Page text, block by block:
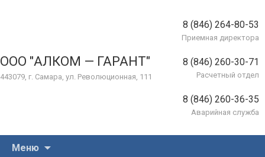
ООО "АЛКОМ — ГАРАНТ"
443079, г. Самара, ул. Революционная, 111
8 (846) 264-80-53
Приемная директора
8 (846) 260-30-71
Расчетный отдел
8 (846) 260-36-35
Аварийная служба
Меню